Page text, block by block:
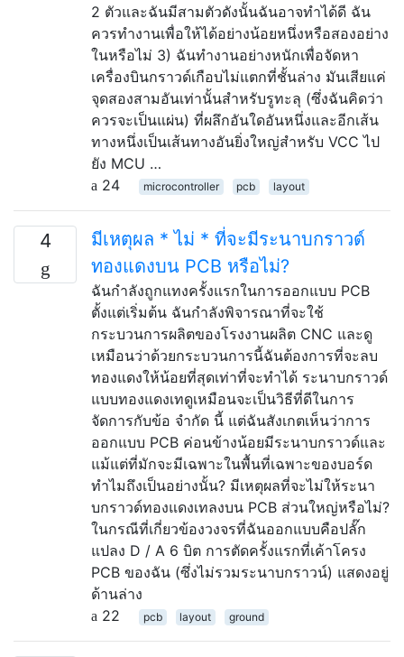
2 ตัวและฉันมีสามตัวดังนั้นฉันอาจทำได้ดี ฉัน
ควรทำงานเพื่อให้ได้อย่างน้อยหนึ่งหรือสองอย่าง
ในหรือไม่ 3) ฉันทำงานอย่างหนักเพื่อจัดหา
เครื่องบินกราวด์เกือบไม่แตกที่ชั้นล่าง มันเสียแค่
จุดสองสามอันเท่านั้นสำหรับรูทะลุ (ซึ่งฉันคิดว่า
ควรจะเป็นแผ่น) ที่ผลึกอันใดอันหนึ่งและอีกเส้น
ทางหนึ่งเป็นเส้นทางอันยิ่งใหญ่สำหรับ VCC ไป
ยัง MCU …
24
microcontroller pcb layout
4
มีเหตุผล * ไม่ * ที่จะมีระนาบกราวด์
ทองแดงบน PCB หรือไม่?
ฉันกำลังถูกแทงครั้งแรกในการออกแบบ PCB
ตั้งแต่เริ่มต้น ฉันกำลังพิจารณาที่จะใช้
กระบวนการผลิตของโรงงานผลิต CNC และดู
เหมือนว่าด้วยกระบวนการนี้ฉันต้องการที่จะลบ
ทองแดงให้น้อยที่สุดเท่าที่จะทำได้ ระนาบกราวด์
แบบทองแดงเทดูเหมือนจะเป็นวิธีที่ดีในการ
จัดการกับข้อ จำกัด นี้ แต่ฉันสังเกตเห็นว่าการ
ออกแบบ PCB ค่อนข้างน้อยมีระนาบกราวด์และ
แม้แต่ที่มักจะมีเฉพาะในพื้นที่เฉพาะของบอร์ด
ทำไมถึงเป็นอย่างนั้น? มีเหตุผลที่จะไม่ให้ระนา
บกราวด์ทองแดงเทลงบน PCB ส่วนใหญ่หรือไม่?
ในกรณีที่เกี่ยวข้องวงจรที่ฉันออกแบบคือปลั๊ก
แปลง D / A 6 บิต การตัดครั้งแรกที่เค้าโครง
PCB ของฉัน (ซึ่งไม่รวมระนาบกราวน์) แสดงอยู่
ด้านล่าง
22
pcb layout ground